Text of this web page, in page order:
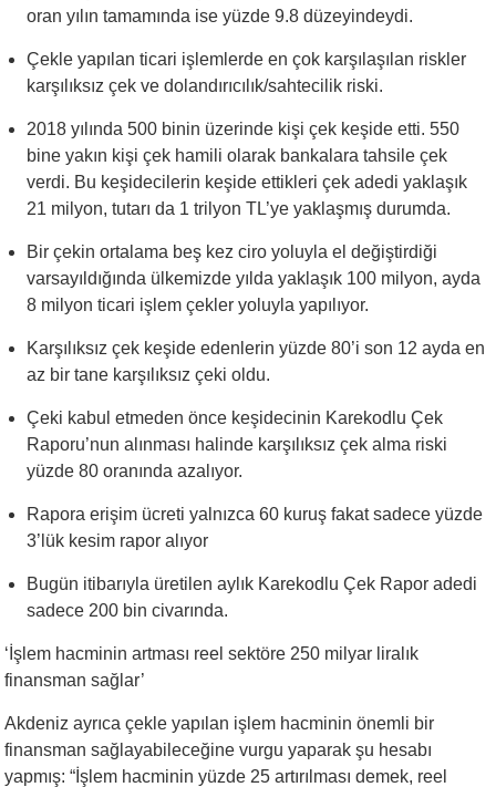
oran yılın tamamında ise yüzde 9.8 düzeyindeydi.
Çekle yapılan ticari işlemlerde en çok karşılaşılan riskler
karşılıksız çek ve dolandırıcılık/sahtecilik riski.
2018 yılında 500 binin üzerinde kişi çek keşide etti. 550
bine yakın kişi çek hamili olarak bankalara tahsile çek
verdi. Bu keşidecilerin keşide ettikleri çek adedi yaklaşık
21 milyon, tutarı da 1 trilyon TL’ye yaklaşmış durumda.
Bir çekin ortalama beş kez ciro yoluyla el değiştirdiği
varsayıldığında ülkemizde yılda yaklaşık 100 milyon, ayda
8 milyon ticari işlem çekler yoluyla yapılıyor.
Karşılıksız çek keşide edenlerin yüzde 80’i son 12 ayda en
az bir tane karşılıksız çeki oldu.
Çeki kabul etmeden önce keşidecinin Karekodlu Çek
Raporu’nun alınması halinde karşılıksız çek alma riski
yüzde 80 oranında azalıyor.
Rapora erişim ücreti yalnızca 60 kuruş fakat sadece yüzde
3’lük kesim rapor alıyor
Bugün itibarıyla üretilen aylık Karekodlu Çek Rapor adedi
sadece 200 bin civarında.
‘İşlem hacminin artması reel sektöre 250 milyar liralık
finansman sağlar’
Akdeniz ayrıca çekle yapılan işlem hacminin önemli bir
finansman sağlayabileceğine vurgu yaparak şu hesabı
yapmış: “İşlem hacminin yüzde 25 artırılması demek, reel